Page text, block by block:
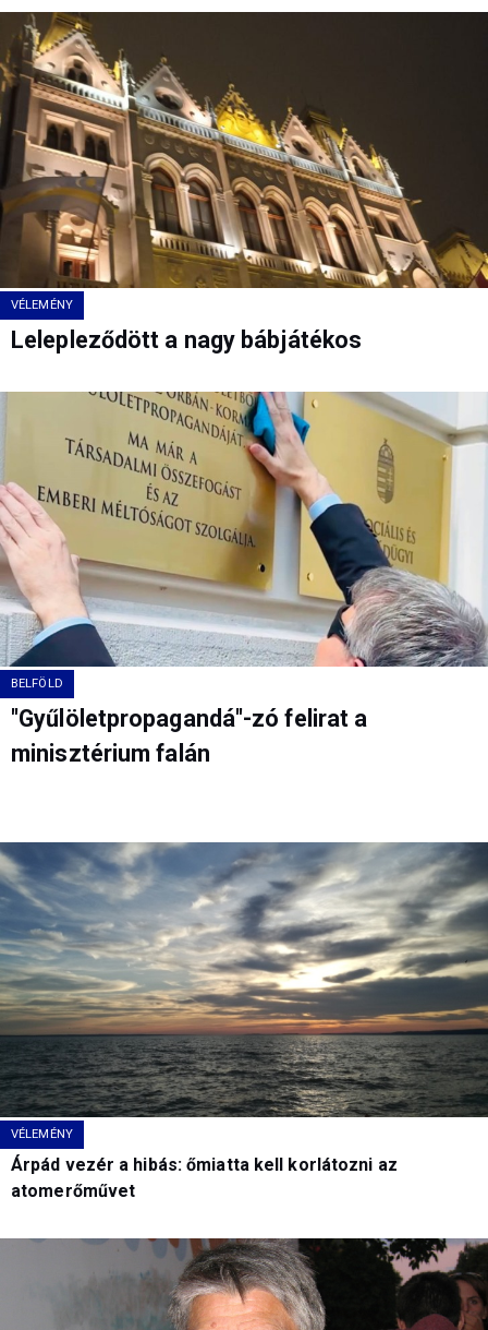
VÉLEMÉNY
Lelepleződött a nagy bábjátékos
BELFÖLD
"Gyűlöletpropagandá"-zó felirat a
minisztérium falán
VÉLEMÉNY
Árpád vezér a hibás: őmiatta kell korlátozni az
atomerőművet